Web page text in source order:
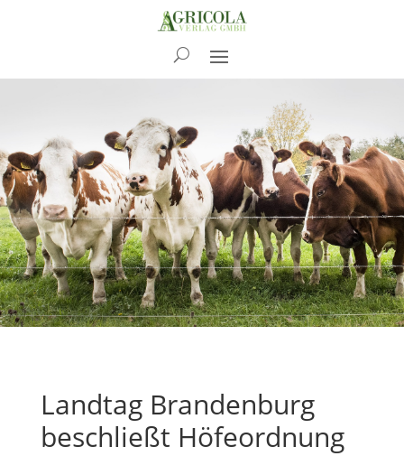
News
Landtag Brandenburg
beschließt Höfeordnung